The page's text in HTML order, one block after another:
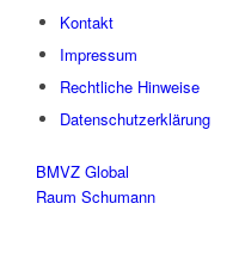
Kontakt
Impressum
Rechtliche Hinweise
Datenschutzerklärung
BMVZ Global
Raum Schumann